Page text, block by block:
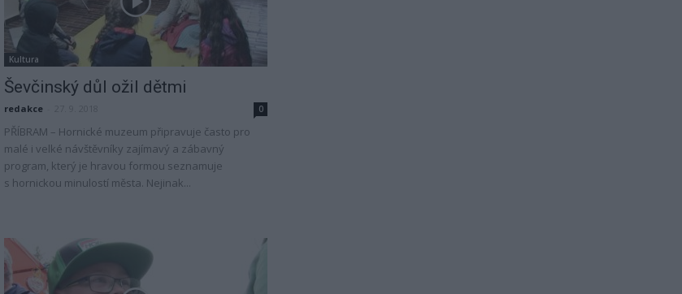
Kultura
Ševčinský důl ožil dětmi
redakce 0
PŘÍBRAM – Hornické muzeum připravuje často pro
malé i velké návštěvníky zajímavý a zábavný
program, který je hravou formou seznamuje
s hornickou minulostí města. Nejinak...